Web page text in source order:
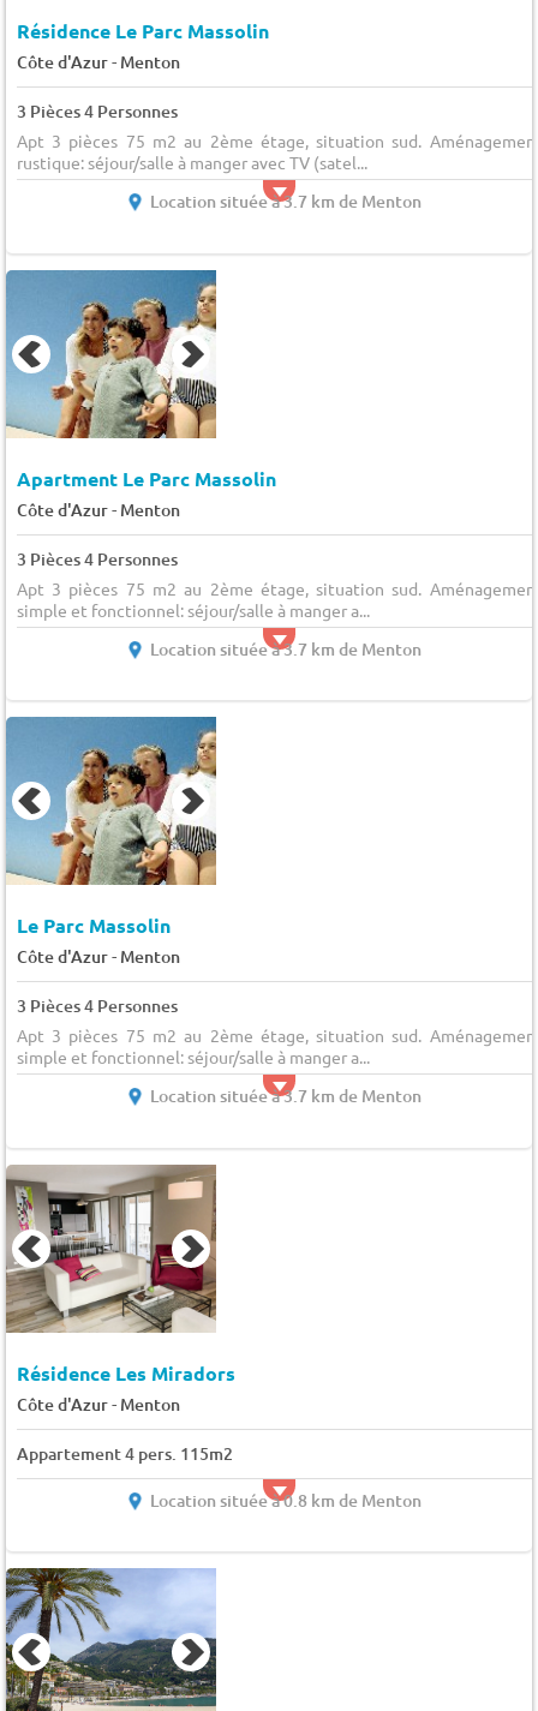
Résidence Le Parc Massolin
Côte d'Azur- Menton
3 Pièces 4 Personnes
Apt 3 pièces 75 m2 au 2ème étage, situation sud.
rustique: séjour/salle à manger avec TV (satel...
Location située à 3.7 km de Menton
Apartment Le Parc Massolin
Côte d'Azur- Menton
3 Pièces 4 Personnes
Apt 3 pièces 75 m2 au 2ème étage, situation sud.
simple et fonctionnel: séjour/salle à manger a...
Location située à 3.7 km de Menton
Le Parc Massolin
Côte d'Azur- Menton
3 Pièces 4 Personnes
Apt 3 pièces 75 m2 au 2ème étage, situation sud.
simple et fonctionnel: séjour/salle à manger a...
Location située à 3.7 km de Menton
Résidence Les Miradors
Côte d'Azur- Menton
Appartement 4 pers. 115m2
Location située à 0.8 km de Menton